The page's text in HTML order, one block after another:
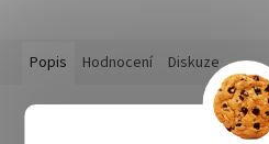
Popis Hodnocení Diskuze
Detailní popis produktu